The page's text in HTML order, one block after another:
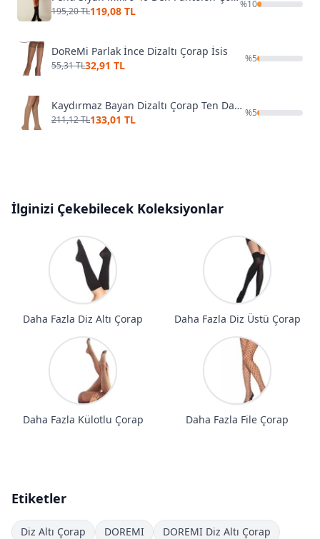
195,20 TL119,08 TL
%10
DoReMi Parlak İnce Dizaltı Çorap İsis
55,31 TL32,91 TL
%5
Kaydırmaz Bayan Dizaltı Çorap Ten Daymod D1212017
211,12 TL133,01 TL
%5
İlginizi Çekebilecek Koleksiyonlar
Daha Fazla Diz Altı Çorap Daha Fazla Diz Üstü Çorap
Daha Fazla Külotlu Çorap Daha Fazla File Çorap
Etiketler
Diz Altı Çorap DOREMI
DOREMI Diz Altı Çorap